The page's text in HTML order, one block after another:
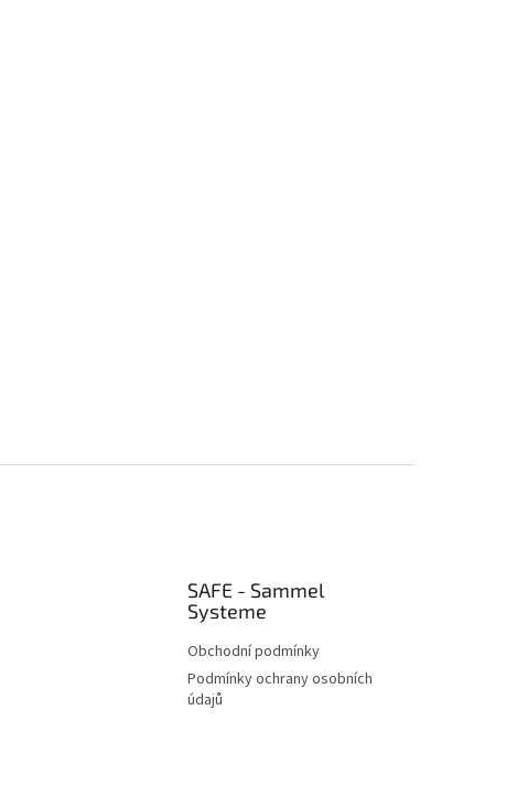
SAFE - Sammel
Systeme
Obchodní podmínky
Podmínky ochrany osobních
údajů